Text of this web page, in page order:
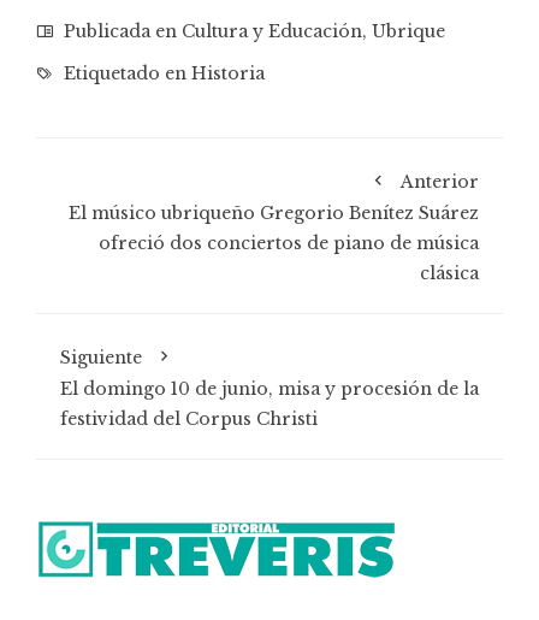
Publicada en Cultura y Educación, Ubrique
Etiquetado en Historia
Anterior
El músico ubriqueño Gregorio Benítez Suárez
ofreció dos conciertos de piano de música
clásica
Siguiente
El domingo 10 de junio, misa y procesión de la
festividad del Corpus Christi